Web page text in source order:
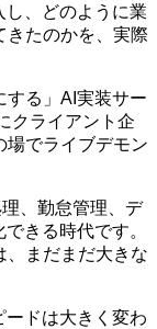
、どのように業
きたのかを、実際
する」AI実装サー
クライアント企
場でライブデモン
、勤怠管理、デ
きる時代です。
、まだまだ大きな
ドは大きく変わ